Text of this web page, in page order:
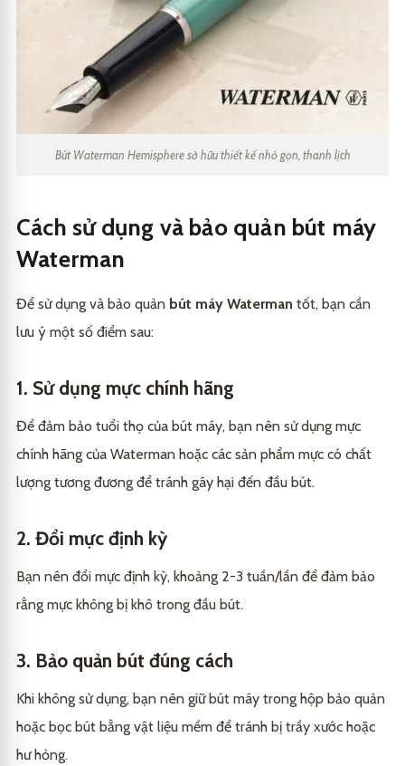
Bút Waterman Hemisphere sở hữu thiết kế nhỏ gọn, thanh lịch
Cách sử dụng và bảo quản bút máy
Waterman
Để sử dụng và bảo quản bút máy Waterman tốt, bạn cần
lưu ý một số điểm sau:
1. Sử dụng mực chính hãng
Để đảm bảo tuổi thọ của bút máy, bạn nên sử dụng mực
chính hãng của Waterman hoặc các sản phẩm mực có chất
lượng tương đương để tránh gây hại đến đầu bút.
2. Đổi mực định kỳ
Bạn nên đổi mực định kỳ, khoảng 2-3 tuần/lần để đảm bảo
rằng mực không bị khô trong đầu bút.
3. Bảo quản bút đúng cách
Khi không sử dụng, bạn nên giữ bút máy trong hộp bảo quản
hoặc bọc bút bằng vật liệu mềm để tránh bị trầy xước hoặc
hư hỏng.